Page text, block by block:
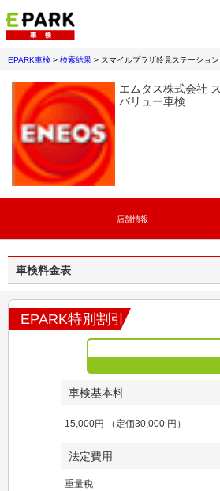
EPARK車検 > 検索結果 > スマイルプラザ鈴見ステーション
エムタス株式会社
バリュー車検
店舗情報
車検料金表
EPARK特別割引
車検基本料
15,000円 （定価30,000円）
法定費用
重量税